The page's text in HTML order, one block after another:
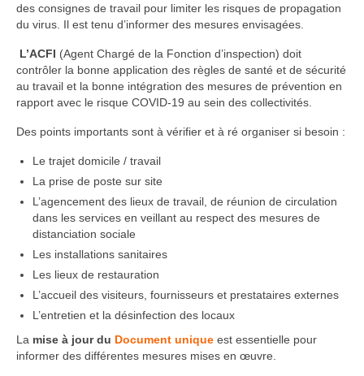
des consignes de travail pour limiter les risques de propagation
du virus. Il est tenu d’informer des mesures envisagées.
L’ACFI (Agent Chargé de la Fonction d’inspection) doit
contrôler la bonne application des règles de santé et de sécurité
au travail et la bonne intégration des mesures de prévention en
rapport avec le risque COVID-19 au sein des collectivités.
Des points importants sont à vérifier et à ré organiser si besoin :
Le trajet domicile / travail
La prise de poste sur site
L’agencement des lieux de travail, de réunion de circulation
dans les services en veillant au respect des mesures de
distanciation sociale
Les installations sanitaires
Les lieux de restauration
L’accueil des visiteurs, fournisseurs et prestataires externes
L’entretien et la désinfection des locaux
La mise à jour du Document unique est essentielle pour
informer des différentes mesures mises en œuvre.